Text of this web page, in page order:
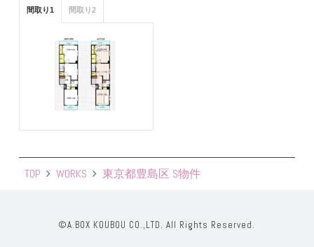
間取り1 間取り2
TOP WORKS 東京都豊島区 S物件
©A.BOX KOUBOU CO.,LTD. All Rights Reserved.